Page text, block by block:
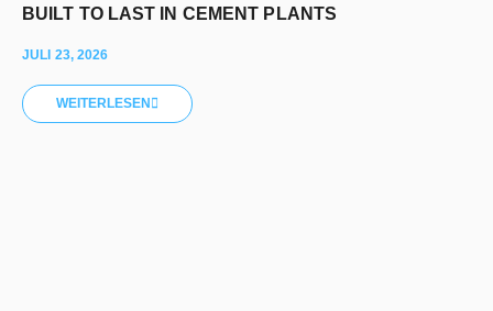
BUILT TO LAST IN CEMENT PLANTS
JULI 23, 2026
WEITERLESEN